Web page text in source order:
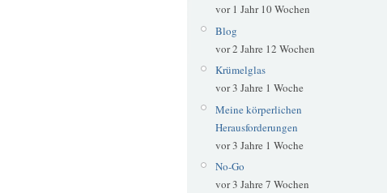
vor 1 Jahr 10 Wochen
Blog
vor 2 Jahre 12 Wochen
Krümelglas
vor 3 Jahre 1 Woche
Meine körperlichen
Herausforderungen
vor 3 Jahre 1 Woche
No-Go
vor 3 Jahre 7 Wochen